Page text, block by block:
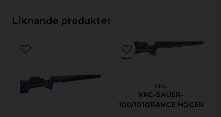
Liknande produkter
KKC
KKC-SAUER-
100/101ORANGE HÖGER